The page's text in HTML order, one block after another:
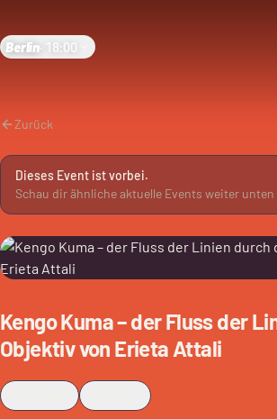
Berlin 18:00
Zurück
Dieses Event ist vorbei.
Schau dir ähnliche aktuelle Events weiter unten
Kengo Kuma – der Fluss der
Objektiv von Erieta Attali